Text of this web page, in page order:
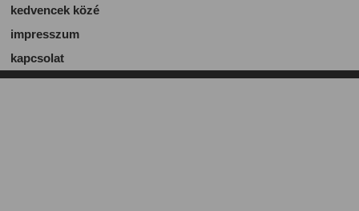
kedvencek közé
impresszum
kapcsolat